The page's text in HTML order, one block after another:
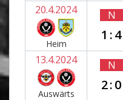
20.4.2024
Heim
N
1:4
13.4.2024
Auswärts
N
2:0